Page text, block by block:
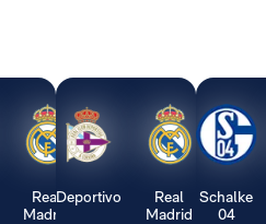
Real
Madrid
Deportivo
Real
Madrid
Schalke
04